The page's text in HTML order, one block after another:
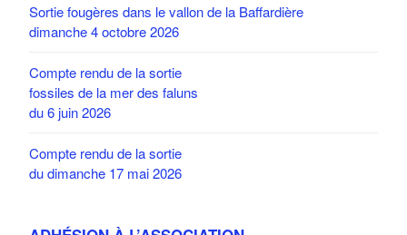
Sortie fougères dans le vallon de la Baffardière
dimanche 4 octobre 2026
Compte rendu de la sortie
fossiles de la mer des faluns
du 6 juin 2026
Compte rendu de la sortie
du dimanche 17 mai 2026